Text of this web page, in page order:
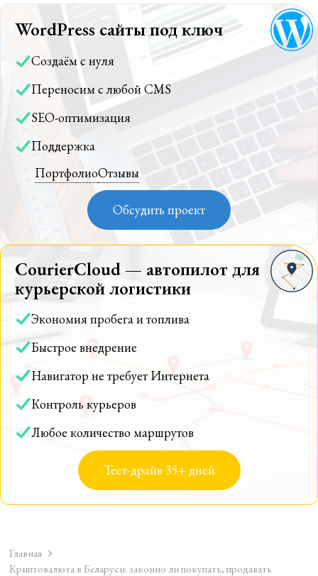
WordPress сайты под ключ
Создаём с нуля
Переносим с любой CMS
SEO-оптимизация
Поддержка
ПортфолиоОтзывы
Обсудить проект
CourierCloud — автопилот для
курьерской логистики
Экономия пробега и топлива
Быстрое внедрение
Навигатор не требует Интернета
Контроль курьеров
Любое количество маршрутов
Тест-драйв 35+ дней
Главная
Криптовалюта в Беларуси: законно ли покупать, продавать